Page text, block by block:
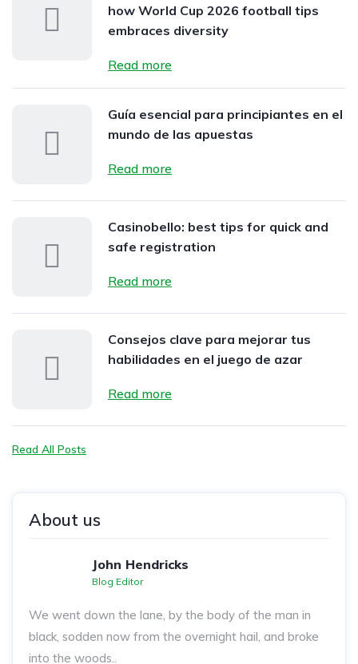
how World Cup 2026 football tips
embraces diversity
Read more
Guía esencial para principiantes en el
mundo de las apuestas
Read more
Casinobello: best tips for quick and
safe registration
Read more
Consejos clave para mejorar tus
habilidades en el juego de azar
Read more
Read All Posts
About us
John Hendricks
Blog Editor
We went down the lane, by the body of the man in
black, sodden now from the overnight hail, and broke
into the woods..